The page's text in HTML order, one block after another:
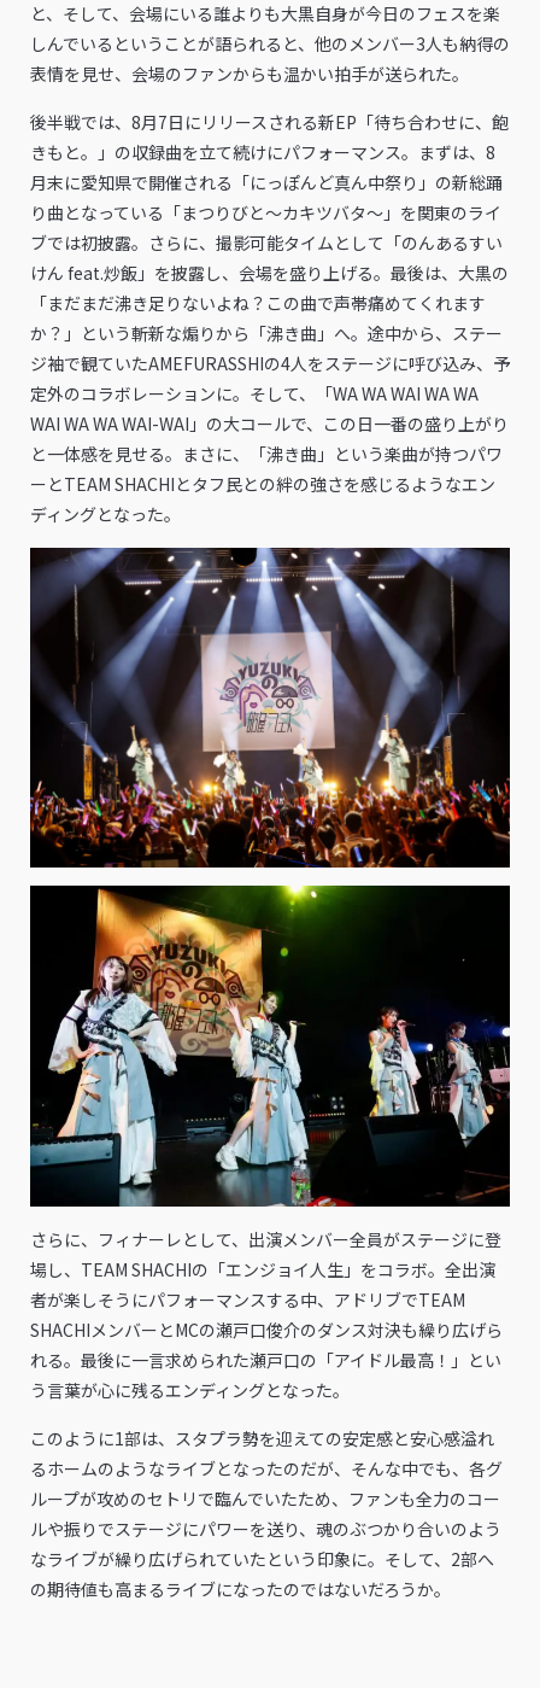
と、そして、会場にいる誰よりも大黒自身が今日のフェスを楽
しんでいるということが語られると、他のメンバー3人も納得の
表情を見せ、会場のファンからも温かい拍手が送られた。
後半戦では、8月7日にリリースされる新EP「待ち合わせに、飽
きもと。」の収録曲を立て続けにパフォーマンス。まずは、8
月末に愛知県で開催される「にっぽんど真ん中祭り」の新総踊
り曲となっている「まつりびと～カキツバタ～」を関東のライ
ブでは初披露。さらに、撮影可能タイムとして「のんあるすい
けん feat.炒飯」を披露し、会場を盛り上げる。最後は、大黒の
「まだまだ沸き足りないよね？この曲で声帯痛めてくれます
か？」という斬新な煽りから「沸き曲」へ。途中から、ステー
ジ袖で観ていたAMEFURASSHIの4人をステージに呼び込み、予
定外のコラボレーションに。そして、「WA WA WAI WA WA
WAI WA WA WAI-WAI」の大コールで、この日一番の盛り上がり
と一体感を見せる。まさに、「沸き曲」という楽曲が持つパワ
ーとTEAM SHACHIとタフ民との絆の強さを感じるようなエン
ディングとなった。
さらに、フィナーレとして、出演メンバー全員がステージに登
場し、TEAM SHACHIの「エンジョイ人生」をコラボ。全出演
者が楽しそうにパフォーマンスする中、アドリブでTEAM
SHACHIメンバーとMCの瀬戸口俊介のダンス対決も繰り広げら
れる。最後に一言求められた瀬戸口の「アイドル最高！」とい
う言葉が心に残るエンディングとなった。
このように1部は、スタプラ勢を迎えての安定感と安心感溢れ
るホームのようなライブとなったのだが、そんな中でも、各グ
ループが攻めのセトリで臨んでいたため、ファンも全力のコー
ルや振りでステージにパワーを送り、魂のぶつかり合いのよう
なライブが繰り広げられていたという印象に。そして、2部へ
の期待値も高まるライブになったのではないだろうか。